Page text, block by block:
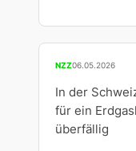
NZZ06.05.2026
In der
für ein
überfällig